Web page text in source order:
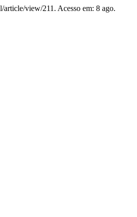
view/211. Acesso em: 8 ago.